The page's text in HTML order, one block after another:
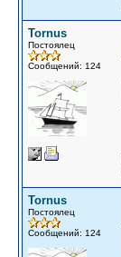
Tornus
Постоялец
Сообщений: 124
Tornus
Постоялец
Сообщений: 124